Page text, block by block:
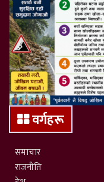
वर्गहरू
समाचार
राजनीति